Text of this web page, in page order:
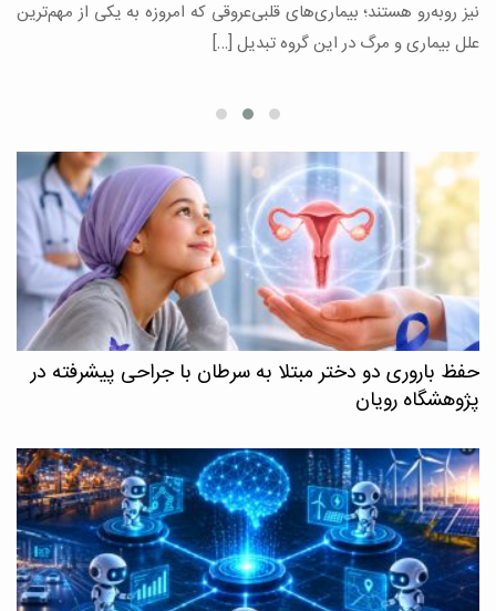
نیز روبه‌رو هستند؛ بیماری‌های قلبی‌عروقی که امروزه به یکی از مهم‌ترین
علل بیماری و مرگ در این گروه تبدیل […]
حفظ باروری دو دختر مبتلا به سرطان با جراحی پیشرفته در
پژوهشگاه رویان